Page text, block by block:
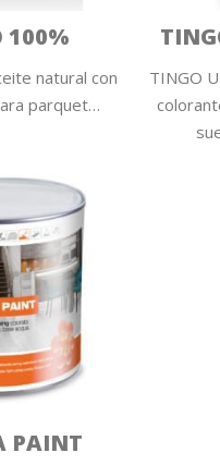
100%
natural con
parquet…
TINGO
PAINT